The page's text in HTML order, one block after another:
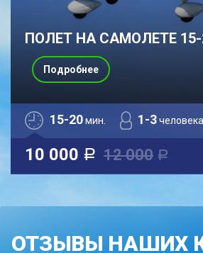
ПОЛЕТ НА САМОЛЕТЕ
15-20мин. 1-3человека
10 000 a 12 000 a
Подробнее
ОТЗЫВЫ НАШИХ